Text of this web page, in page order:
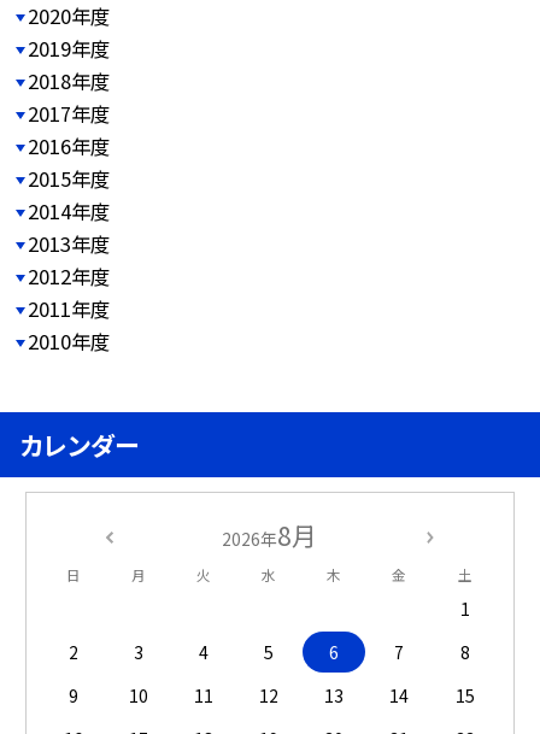
2020年度
2019年度
2018年度
2017年度
2016年度
2015年度
2014年度
2013年度
2012年度
2011年度
2010年度
カレンダー
2026年8月
日 月 火 水 木 金 土
1
2
3 4 5 6 7
8
9
10 11 12 13 14
15